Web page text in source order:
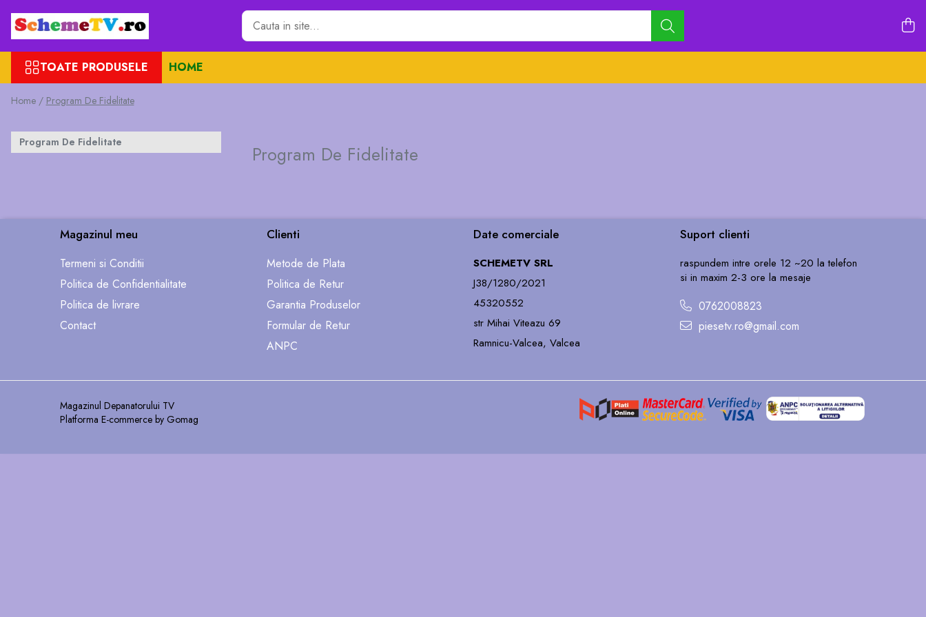
Toate Produsele
Placi de baza
Seturi Benzi LED
Revista Service TV
Module TCON
TOATE PRODUSELE HOME
Home / Program De Fidelitate
Program De Fidelitate
Program De Fidelitate
Magazinul meu
Termeni si Conditii
Politica de Confidentialitate
Politica de livrare
Contact
Clienti
Metode de Plata
Politica de Retur
Garantia Produselor
Formular de Retur
ANPC
Date comerciale
SCHEMETV SRL
J38/1280/2021
45320552
str Mihai Viteazu 69
Ramnicu-Valcea, Valcea
Suport clienti
raspundem intre orele 12 ~20 la telefon
si in maxim 2-3 ore la mesaje
0762008823
piesetv.ro@gmail.com
Magazinul Depanatorului TV
Platforma E-commerce by Gomag